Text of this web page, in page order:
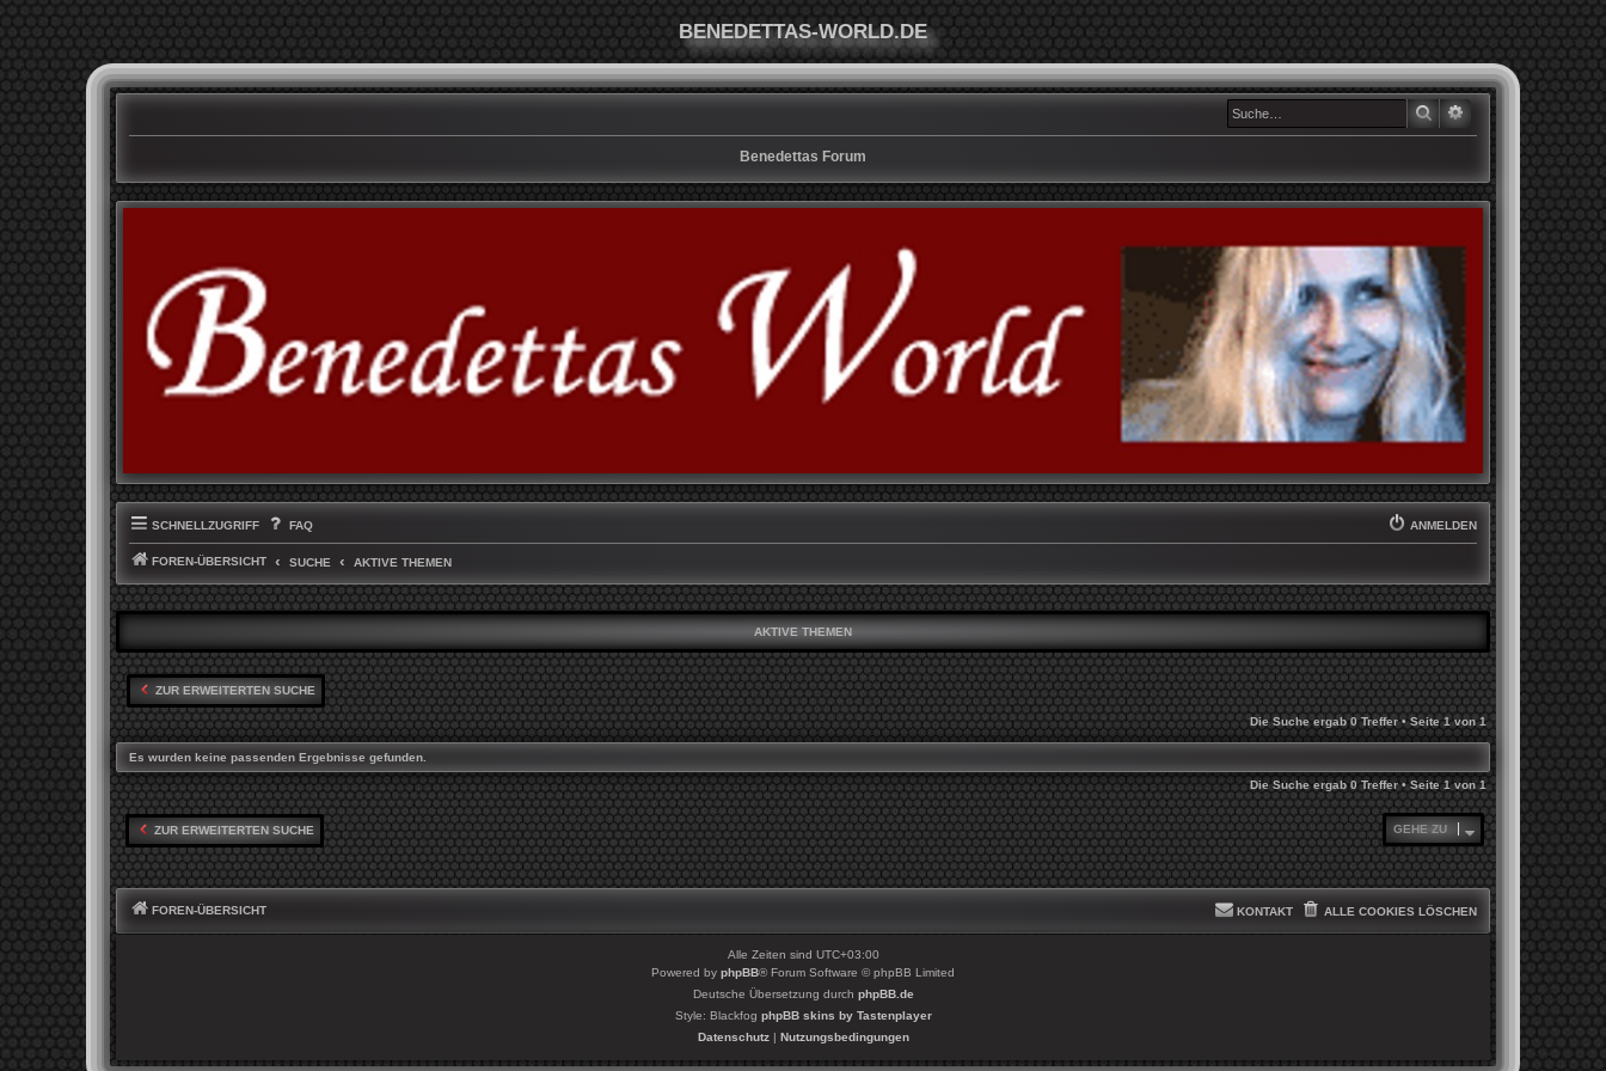
BENEDETTAS-WORLD.DE
SUCHE
Benedettas Forum
SCHNELLZUGRIFF FAQ ANMELDEN
FOREN-ÜBERSICHT SUCHE AKTIVE THEMEN
AKTIVE THEMEN
ZUR ERWEITERTEN SUCHE
Die Suche ergab 0 Treffer • Seite1von1
Es wurden keine passenden Ergebnisse gefunden.
Die Suche ergab 0 Treffer • Seite1von1
ZUR ERWEITERTEN SUCHE GEHE ZU
FOREN-ÜBERSICHT ALLE COOKIES LÖSCHEN
KONTAKT
Alle Zeiten sind UTC+03:00
Powered by phpBB® Forum Software © phpBB Limited
Deutsche Übersetzung durch phpBB.de
Style: Blackfog phpBB skins by Tastenplayer
Datenschutz| Nutzungsbedingungen